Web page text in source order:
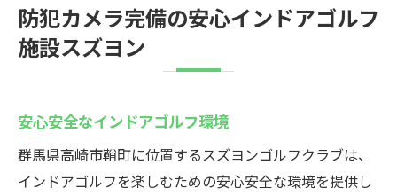
防犯カメラ完備の安心インドアゴルフ
施設スズヨン
安心安全なインドアゴルフ環境
群馬県高崎市鞘町に位置するスズヨンゴルフクラブは、
インドアゴルフを楽しむための安心安全な環境を提供し